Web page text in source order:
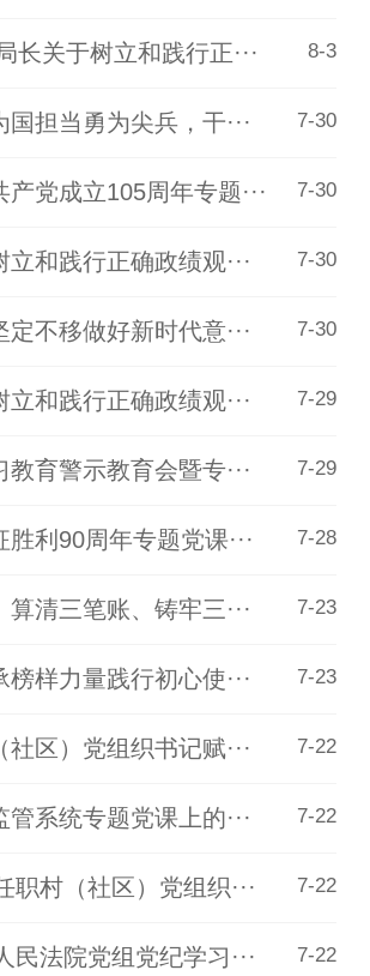
长关于树立和践行正··· 8-3
担当勇为尖兵，干··· 7-30
党成立105周年专题··· 7-30
和践行正确政绩观··· 7-30
不移做好新时代意··· 7-30
和践行正确政绩观··· 7-29
育警示教育会暨专··· 7-29
利90周年专题党课··· 7-28
清三笔账、铸牢三··· 7-23
样力量践行初心使··· 7-23
区）党组织书记赋··· 7-22
系统专题党课上的··· 7-22
职村（社区）党组织··· 7-22
民法院党组党纪学习··· 7-22